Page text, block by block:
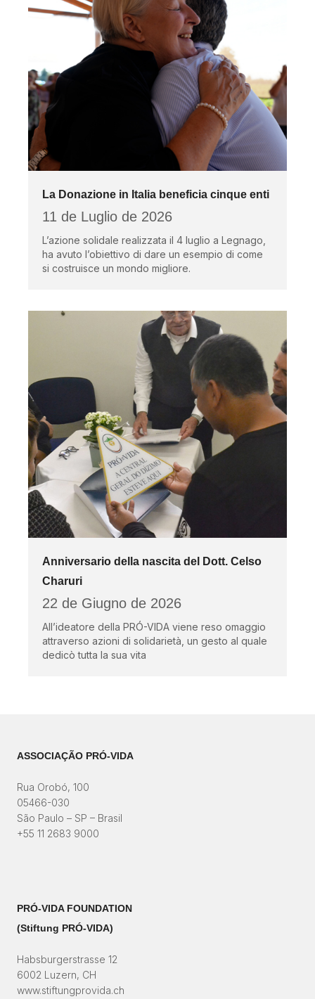
La Donazione in Italia beneficia cinque enti
11 de Luglio de 2026
L’azione solidale realizzata il 4 luglio a Legnago,
ha avuto l’obiettivo di dare un esempio di come
si costruisce un mondo migliore.
Anniversario della nascita del Dott. Celso
Charuri
22 de Giugno de 2026
All’ideatore della PRÓ-VIDA viene reso omaggio
attraverso azioni di solidarietà, un gesto al quale
dedicò tutta la sua vita
ASSOCIAÇÃO PRÓ-VIDA
Rua Orobó, 100
05466-030
São Paulo – SP – Brasil
+55 11 2683 9000
PRÓ-VIDA FOUNDATION
(Stiftung PRÓ-VIDA)​
Habsburgerstrasse 12
6002 Luzern, CH
www.stiftungprovida.ch